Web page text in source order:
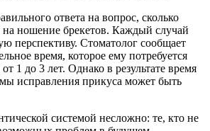
ответа на вопрос, сколько
на ношение брекетов. Каждый случай
перспективу. Стоматолог сообщает
время, которое ему потребуется
1 до 3 лет. Однако в результате время
исправления прикуса может быть
системой несложно: те, кто не